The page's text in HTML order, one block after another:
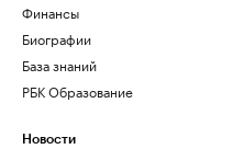
Финансы
Биографии
База знаний
РБК Образование
Новости